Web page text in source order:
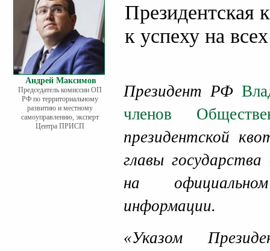
Андрей Максимов
Председатель комиссии ОП
РФ по территориальному
развитию и местному
самоуправлению, эксперт
Центра ПРИСП
Президентская
к успеху на
Президент РФ
членов
президентской
главы государства
на
информации.
«Указом